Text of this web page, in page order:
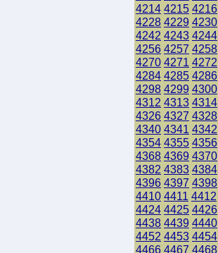
4214 4215 4216
4228 4229 4230
4242 4243 4244
4256 4257 4258
4270 4271 4272
4284 4285 4286
4298 4299 4300
4312 4313 4314
4326 4327 4328
4340 4341 4342
4354 4355 4356
4368 4369 4370
4382 4383 4384
4396 4397 4398
4410 4411 4412
4424 4425 4426
4438 4439 4440
4452 4453 4454
4466 4467 4468